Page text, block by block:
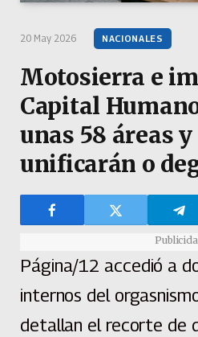
20 May 2026 NACIONALES
Motosierra e
Capital
unas 58 áreas
unificarán o
Página/12 accedió a
internos del
detallan el recorte de